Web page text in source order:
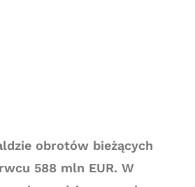
obrotów bieżących
588 mln EUR. W